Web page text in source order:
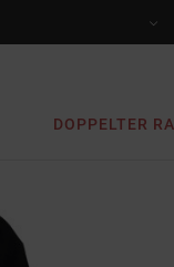
DOPPELTER